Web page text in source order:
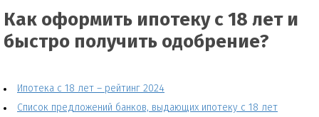
Как оформить ипотеку с 18 лет и
быстро получить одобрение?
Ипотека с 18 лет – рейтинг 2024
Список предложений банков, выдающих ипотеку с 18 лет